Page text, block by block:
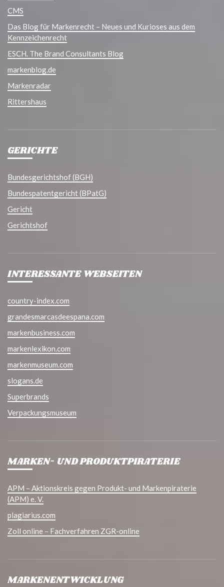
CMS
Das Blog für Markenrecht – Neues und Kurioses aus dem
Kennzeichenrecht
ESCH. The Brand Consultants Blog
markenblog.de
Markenradar
Rittershaus
GERICHTE
Bundesgerichtshof (BGH)
Bundespatentgericht (BPatG)
Gericht
Gerichtshof
INTERESSANTE WEBSEITEN
country-index.com
grandesmarcasdeespana.com
markenbusiness.com
markenlexikon.com
markenmuseum.com
slogans.de
Superbrands
Verpackungsmuseum
MARKEN- UND PRODUKTPIRATERIE
APM – Aktionskreis gegen Produkt- und Markenpiraterie
(APM) e. V.
plagiarius.com
Zoll online – Fachverfahren ZGR-online
MARKENENTWICKLUNG